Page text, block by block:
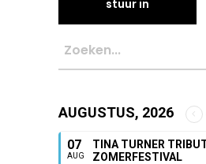
AUGUSTUS, 2026
07
AUG
TINA TURNER
ZOMERFESTIVAL